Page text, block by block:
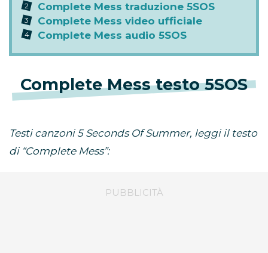
Complete Mess traduzione 5SOS
Complete Mess video ufficiale
Complete Mess audio 5SOS
Complete Mess testo 5SOS
Testi canzoni 5 Seconds Of Summer, leggi il testo
di “Complete Mess”: